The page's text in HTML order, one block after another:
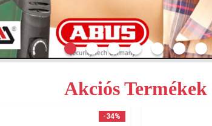
Akciós Termékek
-34%